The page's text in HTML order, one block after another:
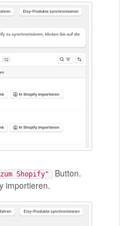
Shopify" Button.
importieren.